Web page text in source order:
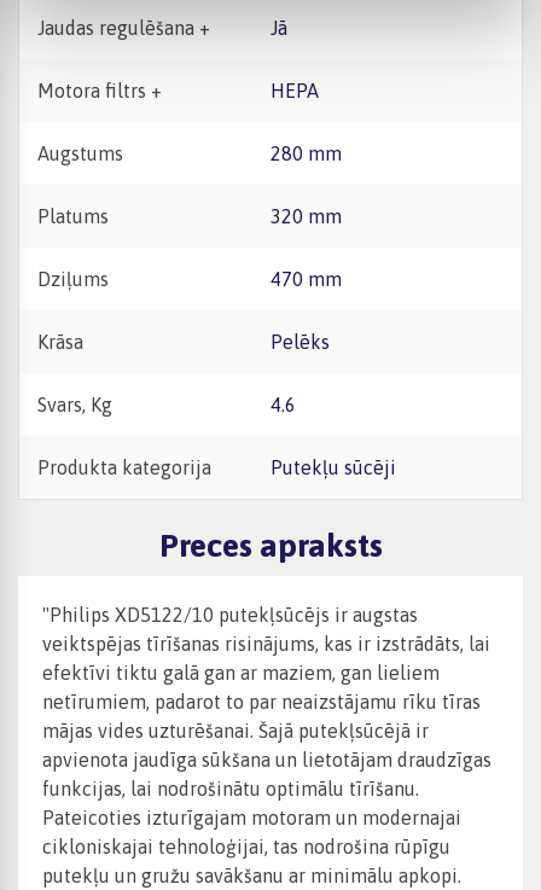
Jaudas regulēšana + Jā
Motora filtrs + HEPA
Augstums 280 mm
Platums 320 mm
Dziļums 470 mm
Krāsa Pelēks
Svars, Kg 4.6
Produkta kategorija Putekļu sūcēji
Preces apraksts
"Philips XD5122/10 putekļsūcējs ir augstas
veiktspējas tīrīšanas risinājums, kas ir izstrādāts, lai
efektīvi tiktu galā gan ar maziem, gan lieliem
netīrumiem, padarot to par neaizstājamu rīku tīras
mājas vides uzturēšanai. Šajā putekļsūcējā ir
apvienota jaudīga sūkšana un lietotājam draudzīgas
funkcijas, lai nodrošinātu optimālu tīrīšanu.
Pateicoties izturīgajam motoram un modernajai
cikloniskajai tehnoloģijai, tas nodrošina rūpīgu
putekļu un gružu savākšanu ar minimālu apkopi.